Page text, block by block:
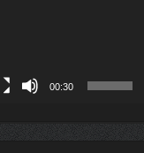
00:30